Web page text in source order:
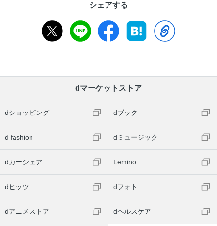
シェアする
dマーケットストア
dショッピング dブック
d fashion dミュージック
dカーシェア Lemino
dヒッツ dフォト
dアニメストア dヘルスケア